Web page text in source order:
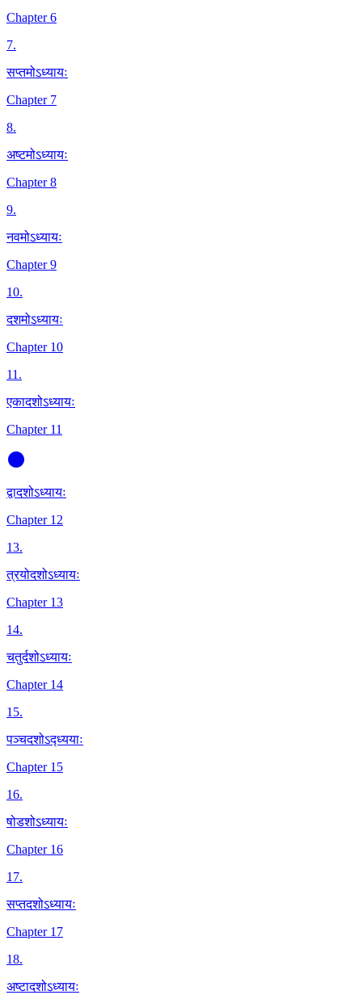
Chapter 6
7.
सप्तमोऽध्यायः
Chapter 7
8.
अष्टमोऽध्यायः
Chapter 8
9.
नवमोऽध्यायः
Chapter 9
10.
दशमोऽध्यायः
Chapter 10
11.
एकादशोऽध्यायः
Chapter 11
द्वादशोऽध्यायः
Chapter 12
13.
त्रयोदशोऽध्यायः
Chapter 13
14.
चतुर्दशोऽध्यायः
Chapter 14
15.
पञ्चदशोऽद्ध्ययाः
Chapter 15
16.
षोडशोऽध्यायः
Chapter 16
17.
सप्तदशोऽध्यायः
Chapter 17
18.
अष्टादशोऽध्यायः